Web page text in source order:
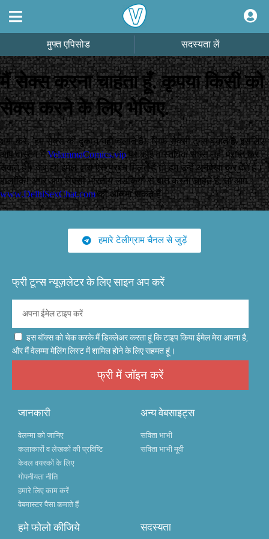
मुफ्त एपिसोड सदस्यता लें
मैं सेक्स करना चाहता हूँ. कृपया किसी को
सेक्स करने के लिए भेजिए.
क्षमा करें, हम सेक्स की दुकान नहीं चलाते हैं!, सिर्फ सेक्सी टून्स बनाते हैं. इसलिए
आप वास्तव मेंVelammaComics.vipपर कोई वास्तविक सेक्स नहीं प्राप्त कर
सकते हैं। जब हमें ईमेल द्वारा ऐसे प्रश्न मिलते हैं तो हम उन्हें अनदेखा कर देते हैं।
हालाँकि! अगर आप सेक्सी भारतीय लड़कियों से बात करना चाहते हैं, तो आप
www.DelhiSexChat.comको आजमा सकते हैं
हमारे टेलीग्राम चैनल से जुड़ें
फ्री टून्स न्यूज़लेटर के लिए साइन अप करें
इस बॉक्स को चेक करके मैं डिक्लेअर करता हूं कि टाइप किया ईमेल मेरा अपना है,
और मैं वेलम्मा मेलिंग लिस्ट में शामिल होने के लिए सहमत हूं।
फ्री में जॉइन करें
जानकारी
वेलम्मा को जानिए
कलाकारों व लेखकों की प्रविष्टि
केवल वयस्कों के लिए
गोपनीयता नीति
हमारे लिए काम करें
वेबमास्टर पैसा कमाते हैं
अन्य वेबसाइट्स
सविता भाभी
सविता भाभी मूवी
हमे फोलो कीजिये सदस्यता